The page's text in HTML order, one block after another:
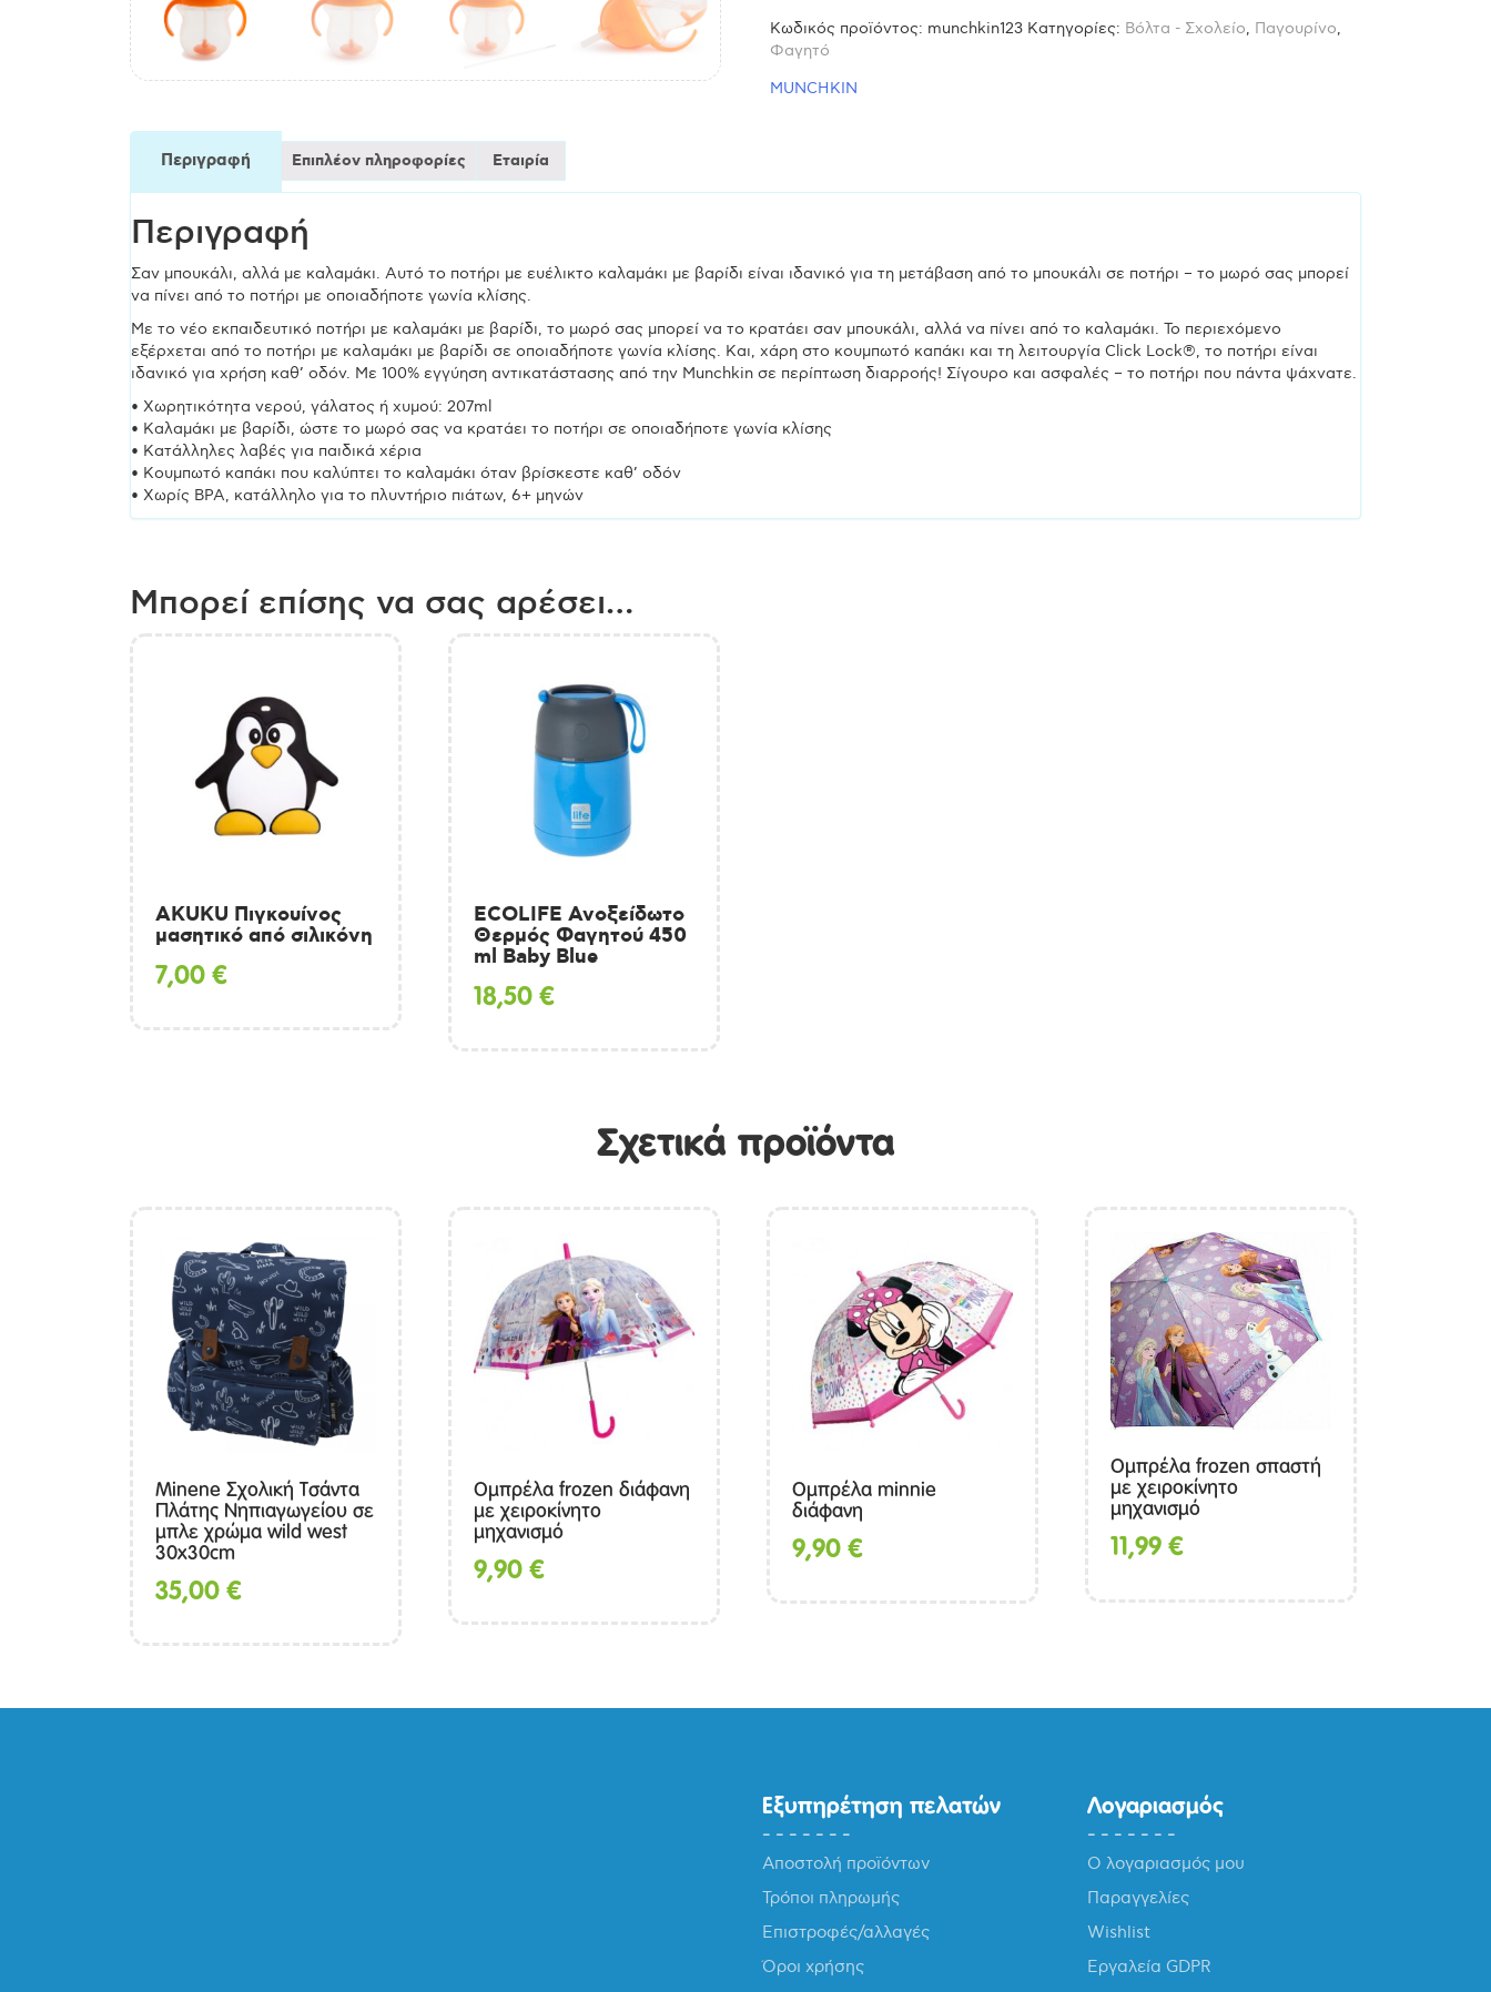
με
καλαμάκι
-
πορτοκαλί
Κωδικός προϊόντος: munchkin123 Κατηγορίες: Βόλτα - Σχολείο, Παγουρίνο,
Φαγητό
MUNCHKIN
Περιγραφή Επιπλέον πληροφορίες Εταιρία
Περιγραφή
Σαν μπουκάλι, αλλά με καλαμάκι. Αυτό το ποτήρι με ευέλικτο καλαμάκι με βαρίδι είναι ιδανικό για τη μετάβαση από το μπουκάλι σε ποτήρι – το μωρό σας μπορεί
να πίνει από το ποτήρι με οποιαδήποτε γωνία κλίσης.
Με το νέο εκπαιδευτικό ποτήρι με καλαμάκι με βαρίδι, το μωρό σας μπορεί να το κρατάει σαν μπουκάλι, αλλά να πίνει από το καλαμάκι. Το περιεχόμενο
εξέρχεται από το ποτήρι με καλαμάκι με βαρίδι σε οποιαδήποτε γωνία κλίσης. Και, χάρη στο κουμπωτό καπάκι και τη λειτουργία Click Lock®, το ποτήρι είναι
ιδανικό για χρήση καθ’ οδόν. Με 100% εγγύηση αντικατάστασης από την Munchkin σε περίπτωση διαρροής! Σίγουρο και ασφαλές – το ποτήρι που πάντα ψάχνατε.
• Χωρητικότητα νερού, γάλατος ή χυμού: 207ml
• Καλαμάκι με βαρίδι, ώστε το μωρό σας να κρατάει το ποτήρι σε οποιαδήποτε γωνία κλίσης
• Κατάλληλες λαβές για παιδικά χέρια
• Κουμπωτό καπάκι που καλύπτει το καλαμάκι όταν βρίσκεστε καθ’ οδόν
• Χωρίς BPA, κατάλληλο για το πλυντήριο πιάτων, 6+ μηνών
Μπορεί επίσης να σας αρέσει…
AKUKU Πιγκουίνος
μασητικό από σιλικόνη
7,00€
ECOLIFE Ανοξείδωτο
Θερμός Φαγητού 450
ml Baby Blue
18,50€
Σχετικά προϊόντα
Minene Σχολική Τσάντα
Πλάτης Νηπιαγωγείου σε
μπλε χρώμα wild west
30x30cm
35,00€
Ομπρέλα frozen διάφανη
με χειροκίνητο
μηχανισμό
9,90€
Ομπρέλα minnie
διάφανη
9,90€
Ομπρέλα frozen σπαστή
με χειροκίνητο
μηχανισμό
11,99€
Εξυπηρέτηση πελατών
Αποστολή προϊόντων
Τρόποι πληρωμής
Επιστροφές/αλλαγές
Όροι χρήσης
Λογαριασμός
Ο λογαριασμός μου
Παραγγελίες
Wishlist
Εργαλεία GDPR